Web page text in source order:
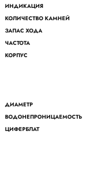
ИНДИКАЦИЯ
КОЛИЧЕСТВО КАМНЕЙ
ЗАПАС ХОДА
ЧАСТОТА
КОРПУС
ДИАМЕТР
ВОДОНЕПРОНИЦАЕМОСТЬ
ЦИФЕРБЛАТ